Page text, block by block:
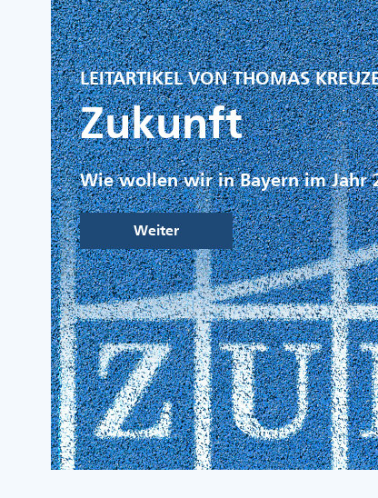
LEITARTIKEL VON THOMAS
Zukunft
Wie wollen wir in Bayern im Jahr
Weiter